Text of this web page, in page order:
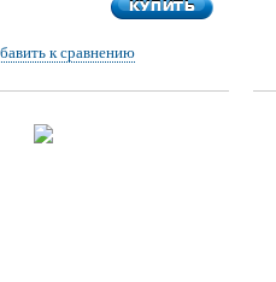
КУПИТЬ
КУПИТЬ
к сравнению